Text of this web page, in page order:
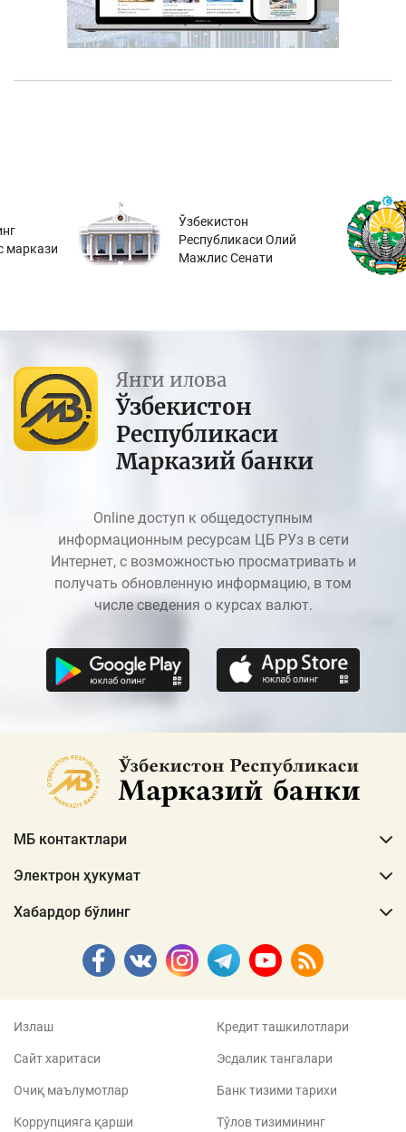
маркази
Ўзбекистон
Республикаси Олий
Мажлис Сенати
Янги илова
Ўзбекистон
Республикаси
Марказий банки
Online доступ к общедоступным
информационным ресурсам ЦБ РУз в сети
Интернет, с возможностью просматривать и
получать обновленную информацию, в том
числе сведения о курсах валют.
МБ контактлари
Электрон ҳукумат
Хабардор бўлинг
Излаш
Сайт харитаси
Очиқ маълумотлар
Коррупцияга қарши
Кредит ташкилотлари
Эсдалик тангалари
Банк тизими тарихи
Тўлов тизимининг